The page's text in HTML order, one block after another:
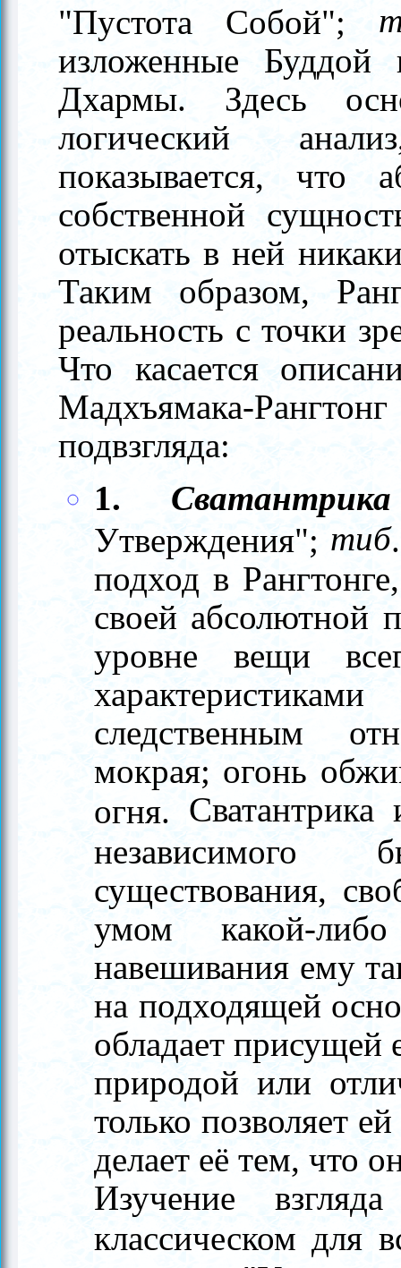
"Пустота Собой";
изложенные
Дхармы. Здесь
логический
показывается, что
собственной
отыскать в ней
Таким образом,
реальность с точки
Что касается
Мадхъямака-
подвзгляда:
1. Сватантрика
Утверждения"; тиб
подход в
своей абсолютной
уровне вещи
следственным
мокрая; огонь
огня.
независимого
существования,
умом какой-
навешивания ему
на подходящей
обладает присущей
природой или
только позволяет
делает её тем, что
Изучение
классическом для